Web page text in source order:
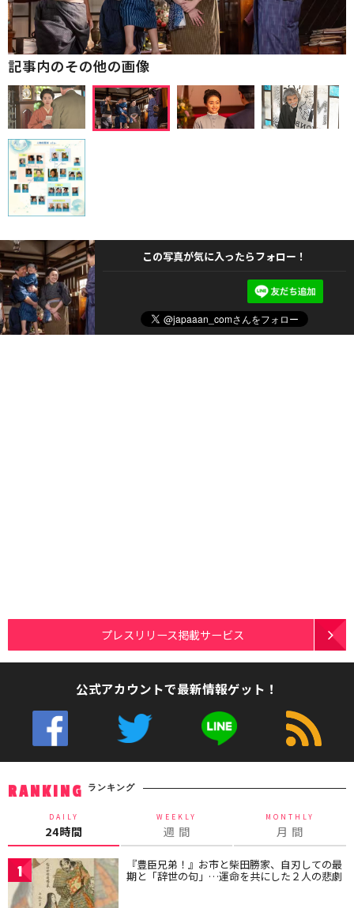
記事内のその他の画像
この写真が気に入ったらフォロー！
プレスリリース掲載サービス
公式アカウントで最新情報ゲット！
RANKING ランキング
DAILY
24時間
WEEKLY
週 間
MONTHLY
月 間
1 『豊臣兄弟！』お市と柴田勝家、自刃しての最
期と「辞世の句」…運命を共にした２人の悲劇